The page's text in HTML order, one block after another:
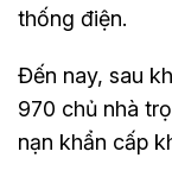
thống điện.
Đến nay, sau
970 chủ nhà
nạn khẩn cấp